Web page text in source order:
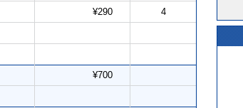
¥290 4
¥700